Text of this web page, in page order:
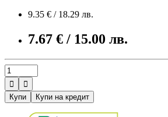
9.35 € / 18.29 лв.
7.67 € / 15.00 лв.


Купи
Купи на кредит